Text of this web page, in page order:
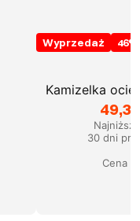
Wyprzedaż 46%
Kamizelka
30 dni
Cena